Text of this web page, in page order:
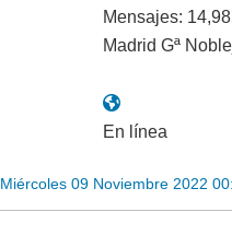
Mensajes:
Madrid Gª
En línea
Miércoles 09 Noviembre 2022